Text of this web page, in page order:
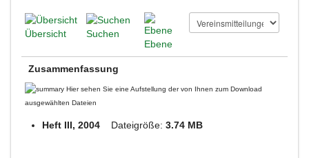
Übersicht
Suchen
Ebene
Zusammenfassung
Hier sehen Sie eine Aufstellung der von Ihnen zum Download
ausgewählten Dateien
Heft III, 2004 Dateigröße: 3.74 MB